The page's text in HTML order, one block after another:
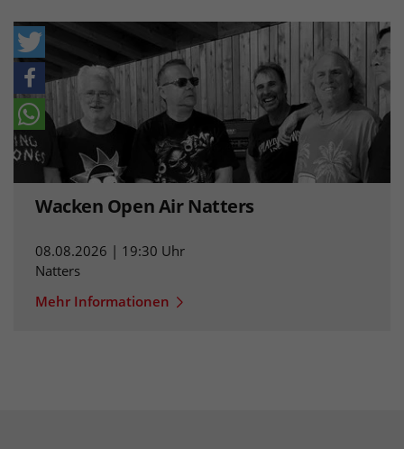
Wacken Open Air Natters
08.08.2026 | 19:30 Uhr
Natters
Mehr Informationen